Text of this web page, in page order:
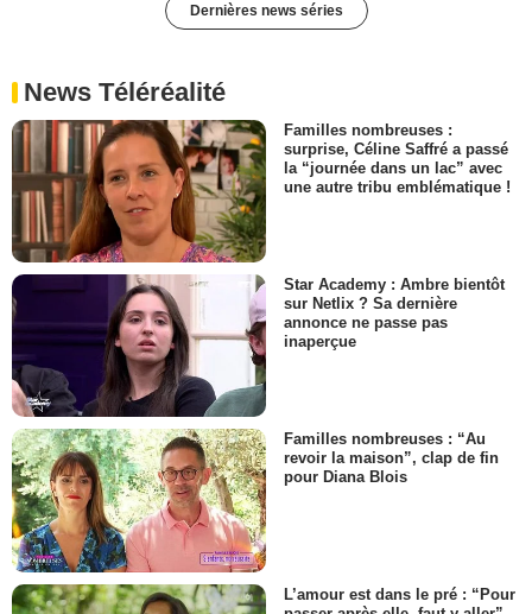
Dernières news séries
News Téléréalité
Familles nombreuses :
surprise, Céline Saffré a passé
la “journée dans un lac” avec
une autre tribu emblématique !
Star Academy : Ambre bientôt
sur Netlix ? Sa dernière
annonce ne passe pas
inaperçue
Familles nombreuses : “Au
revoir la maison”, clap de fin
pour Diana Blois
L’amour est dans le pré : “Pour